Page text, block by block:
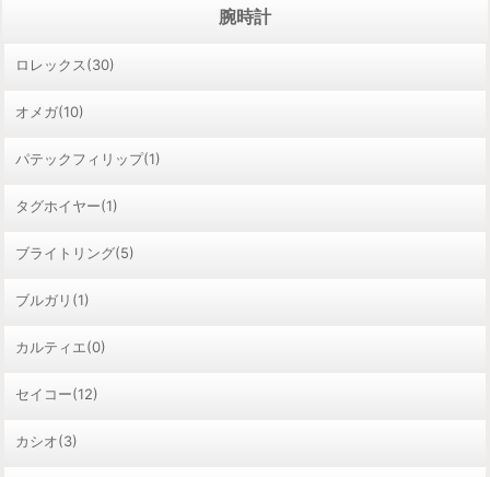
腕時計
ロレックス(30)
オメガ(10)
パテックフィリップ(1)
タグホイヤー(1)
ブライトリング(5)
ブルガリ(1)
カルティエ(0)
セイコー(12)
カシオ(3)